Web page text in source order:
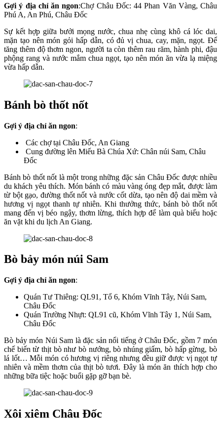
Gợi ý địa chỉ ăn ngon:Chợ Châu Đốc: 44 Phan Văn Vàng, Châu
Phú A, An Phú, Châu Đốc
Sự kết hợp giữa bưởi mọng nước, chua nhẹ cùng khô cá lóc dai,
mặn tạo nên món gỏi hấp dẫn, có đủ vị chua, cay, mặn, ngọt. Để
tăng thêm độ thơm ngon, người ta còn thêm rau răm, hành phi, đậu
phộng rang và nước mắm chua ngọt, tạo nên món ăn vừa lạ miệng
vừa hấp dẫn.
Bánh bò thốt nốt
Gợi ý địa chỉ ăn ngon:
Các chợ tại Châu Đốc, An Giang
Cung đường lên Miếu Bà Chúa Xứ: Chân núi Sam, Châu
Đốc
Bánh bò thốt nốt là một trong những đặc sản Châu Đốc được nhiều
du khách yêu thích. Món bánh có màu vàng óng đẹp mắt, được làm
từ bột gạo, đường thốt nốt và nước cốt dừa, tạo nên độ dai mềm và
hương vị ngọt thanh tự nhiên. Khi thưởng thức, bánh bò thốt nốt
mang đến vị béo ngậy, thơm lừng, thích hợp để làm quà biếu hoặc
ăn vặt khi du lịch An Giang.
Bò bảy món núi Sam
Gợi ý địa chỉ ăn ngon:
Quán Tư Thiêng: QL91, Tổ 6, Khóm Vĩnh Tây, Núi Sam,
Châu Đốc
Quán Trường Nhựt: QL91 cũ, Khóm Vĩnh Tây 1, Núi Sam,
Châu Đốc
Bò bảy món Núi Sam là đặc sản nổi tiếng ở Châu Đốc, gồm 7 món
chế biến từ thịt bò như bò nướng, bò nhúng giấm, bò hấp gừng, bò
lá lốt… Mỗi món có hương vị riêng nhưng đều giữ được vị ngọt tự
nhiên và mềm thơm của thịt bò tươi. Đây là món ăn thích hợp cho
những bữa tiệc hoặc buổi gặp gỡ bạn bè.
Xôi xiêm Châu Đốc